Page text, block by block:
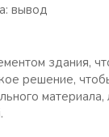
вывод
здания,
решение,
материала,